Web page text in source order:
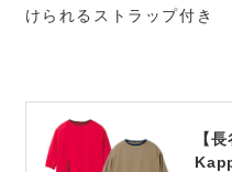
けられるストラップ付き
【